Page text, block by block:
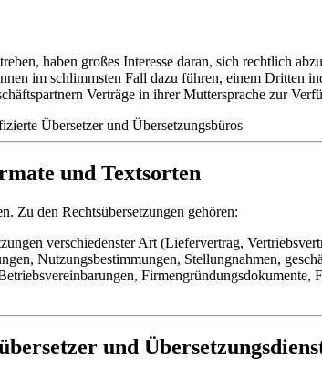
haben großes Interesse daran, sich rechtlich
im schlimmsten Fall dazu führen, einem Dritten
Verträge in ihrer Muttersprache zur
und Textsorten
Zu den Rechtsübersetzungen gehören:
verschiedenster Art (Liefervertrag,
Nutzungsbestimmungen, Stellungnahmen,
und